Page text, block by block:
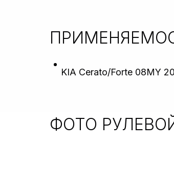
KIA Cerato/Forte 08MY
ФОТО